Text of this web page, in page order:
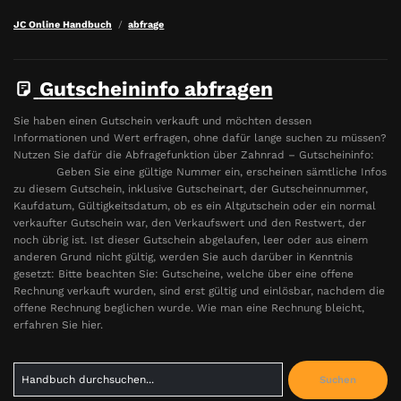
JC Online Handbuch abfrage
Gutscheininfo abfragen
Sie haben einen Gutschein verkauft und möchten dessen
Informationen und Wert erfragen, ohne dafür lange suchen zu müssen?
Nutzen Sie dafür die Abfragefunktion über Zahnrad – Gutscheininfo:
Geben Sie eine gültige Nummer ein, erscheinen sämtliche Infos
zu diesem Gutschein, inklusive Gutscheinart, der Gutscheinnummer,
Kaufdatum, Gültigkeitsdatum, ob es ein Altgutschein oder ein normal
verkaufter Gutschein war, den Verkaufswert und den Restwert, der
noch übrig ist. Ist dieser Gutschein abgelaufen, leer oder aus einem
anderen Grund nicht gültig, werden Sie auch darüber in Kenntnis
gesetzt: Bitte beachten Sie: Gutscheine, welche über eine offene
Rechnung verkauft wurden, sind erst gültig und einlösbar, nachdem die
offene Rechnung beglichen wurde. Wie man eine Rechnung bleicht,
erfahren Sie hier.
for:
Suchen